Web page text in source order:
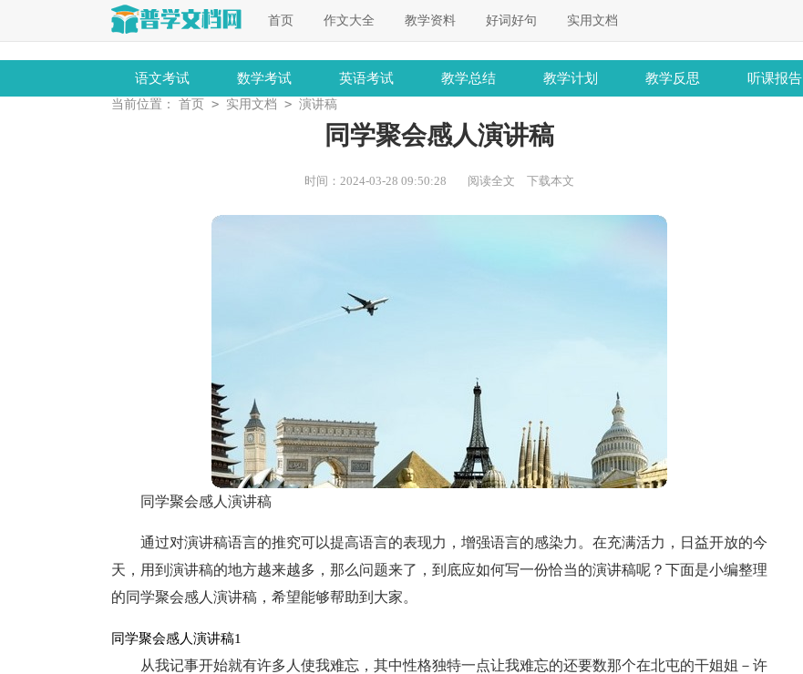
首页 作文大全 教学资料 好词好句 实用文档
语文考试 数学考试 英语考试 教学总结 教学计划 教学反思 听课报告
当前位置： 首页 > 实用文档 > 演讲稿
同学聚会感人演讲稿
时间：2024-03-28 09:50:28 阅读全文 下载本文
同学聚会感人演讲稿
通过对演讲稿语言的推究可以提高语言的表现力，增强语言的感染力。在充满活力，日益开放的今
天，用到演讲稿的地方越来越多，那么问题来了，到底应如何写一份恰当的演讲稿呢？下面是小编整理
的同学聚会感人演讲稿，希望能够帮助到大家。
同学聚会感人演讲稿1
从我记事开始就有许多人使我难忘，其中性格独特一点让我难忘的还要数那个在北屯的干姐姐－许